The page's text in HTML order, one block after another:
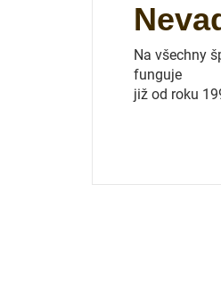
Na všechny
funguje
již od roku